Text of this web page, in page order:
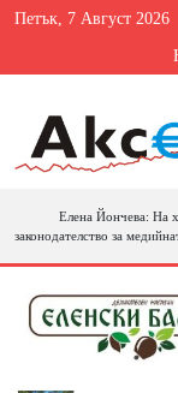
Петък, 7 Август 2026
Елена Йончева: На
законодателство за